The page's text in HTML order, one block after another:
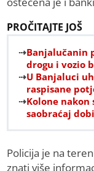
PROČITAJTE JOŠ
Banjalučanin
drogu i vozio
U Banjaluci
raspisane
Kolone nakon
saobraćaj
Policija je na
znati više